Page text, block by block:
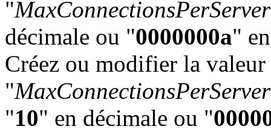
"MaxConnectionsPerServer
décimale ou "0000000a"
Créez ou modifier la
"
"10" en décimale ou "